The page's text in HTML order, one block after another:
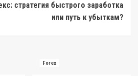
стратегия быстрого заработка
или путь к убыткам?
Forex